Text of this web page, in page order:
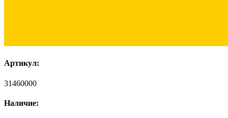
Артикул:
31460000
Наличие: